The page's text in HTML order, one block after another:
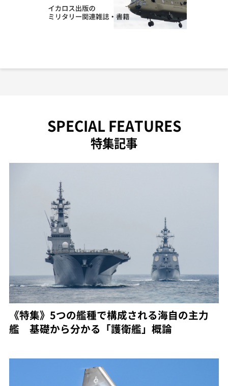
SPECIAL FEATURES
特集記事
《特集》5つの艦種で構成される海自の主力
艦 基礎から分かる「護衛艦」概論